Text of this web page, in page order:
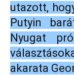
utazott,
Putyin
Nyugat
akarata